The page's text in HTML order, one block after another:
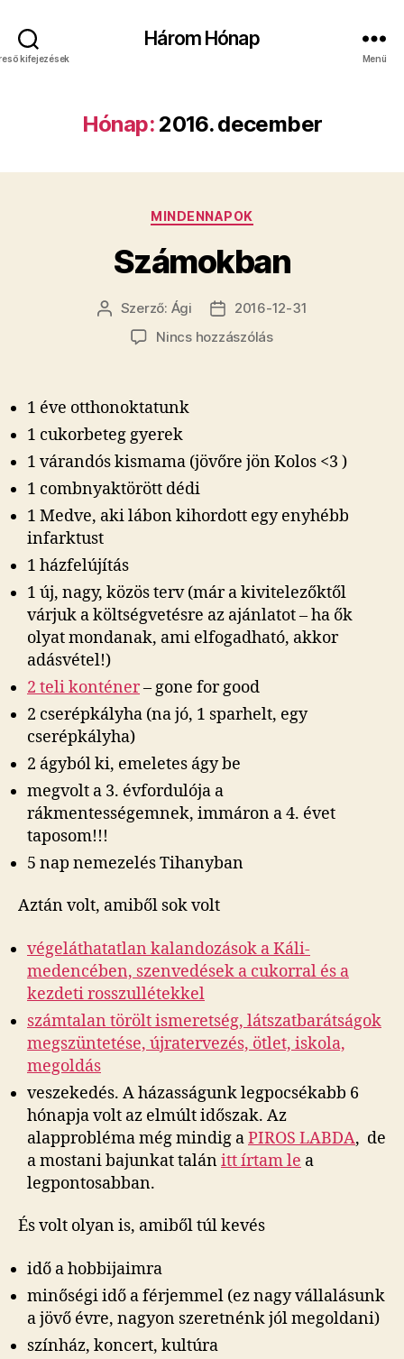
kifejezések
Három Hónap
Menü
Hónap: 2016. december
Kategóriák
MINDENNAPOK
Számokban
Bejegyzés
szerzője
Szerző: Ági
Bejegyzés
dátuma
2016-12-31
Nincs hozzászólása(z)
1 éve otthonoktatunk
1 cukorbeteg gyerek
1 várandós kismama (jövőre jön Kolos <3 )
1 combnyaktörött dédi
1 Medve, aki lábon kihordott egy enyhébb
infarktust
1 házfelújítás
1 új, nagy, közös terv (már a kivitelezőktől
várjuk a költségvetésre az ajánlatot – ha ők
olyat mondanak, ami elfogadható, akkor
adásvétel!)
2 teli konténer– gone for good
2 cserépkályha (na jó, 1 sparhelt, egy
cserépkályha)
2 ágyból ki, emeletes ágy be
megvolt a 3. évfordulója a
rákmentességemnek, immáron a 4. évet
taposom!!!
5 nap nemezelés Tihanyban
Aztán volt, amiből sok volt
végeláthatatlan kalandozások a Káli-
medencében, szenvedések a cukorral és a
kezdeti rosszullétekkel
számtalan törölt ismeretség, látszatbarátságok
megszüntetése, újratervezés, ötlet, iskola,
megoldás
veszekedés. A házasságunk legpocsékabb 6
hónapja volt az elmúlt időszak. Az
alapprobléma még mindig aPIROS LABDA, de
a mostani bajunkat talánitt írtam le a
legpontosabban.
És volt olyan is, amiből túl kevés
idő a hobbijaimra
minőségi idő a férjemmel (ez nagy vállalásunk
a jövő évre, nagyon szeretnénk jól megoldani)
színház, koncert, kultúra